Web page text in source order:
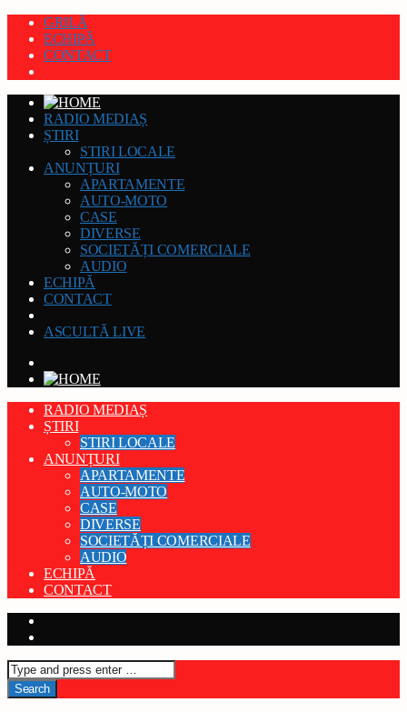
GRILĂ
ECHIPĂ
CONTACT
RADIO MEDIAȘ
ȘTIRI
STIRI LOCALE
ANUNȚURI
APARTAMENTE
AUTO-MOTO
CASE
DIVERSE
SOCIETĂȚI COMERCIALE
AUDIO
ECHIPĂ
CONTACT
ASCULTĂ LIVE
RADIO MEDIAȘ
ȘTIRI
STIRI LOCALE
ANUNȚURI
APARTAMENTE
AUTO-MOTO
CASE
DIVERSE
SOCIETĂȚI COMERCIALE
AUDIO
ECHIPĂ
CONTACT